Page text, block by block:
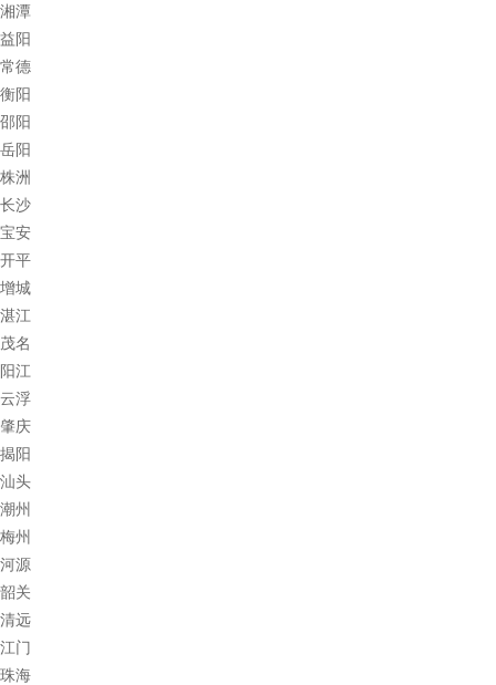
湘潭
益阳
常德
衡阳
邵阳
岳阳
株洲
长沙
宝安
开平
增城
湛江
茂名
阳江
云浮
肇庆
揭阳
汕头
潮州
梅州
河源
韶关
清远
江门
珠海